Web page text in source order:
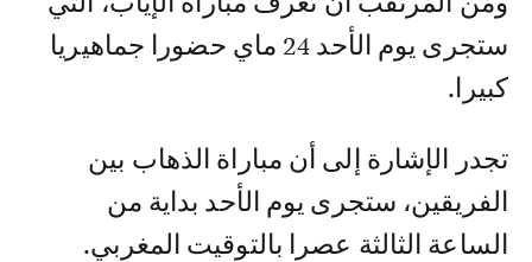
ستجرى يوم الأحد 24 ماي حضورا جماهيريا
كبيرا.
تجدر الإشارة إلى أن مباراة الذهاب بين
الفريقين، ستجرى يوم الأحد بداية من
الساعة الثالثة عصرا بالتوقيت المغربي.